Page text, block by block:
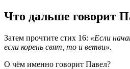
Что дальше говорит
Затем прочтите стих 16: «Если
если корень свят, то и ветви».
О чём именно говорит Павел?